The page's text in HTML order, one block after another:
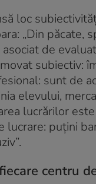
loc
„Din păcate,
de
subiectiv:
sunt de
elevului,
lucrărilor
lucrare: puțini
centru